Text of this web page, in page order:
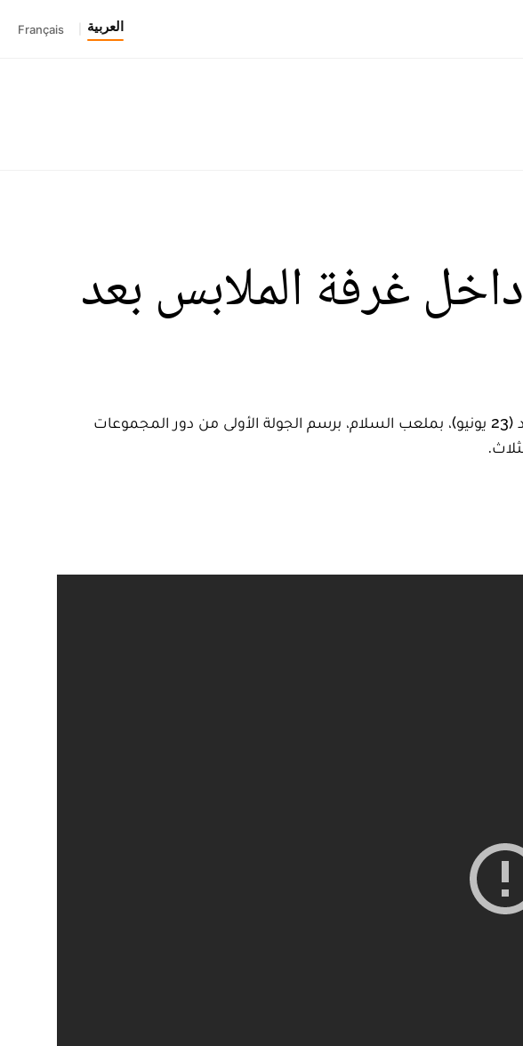
العربية Français
غرفة الملابس بعد
حقق المنتخب الوطني المغربي فوزا هاما على منتخب ناميبيا بهدف لصفر، عصر اليوم الأحد (23 يونيو)، بملعب السلام، برسم الجولة الأولى من دور المجموعات